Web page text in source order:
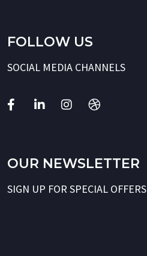
FOLLOW US
SOCIAL MEDIA CHANNELS
OUR NEWSLETTER
SIGN UP FOR SPECIAL OFFERS